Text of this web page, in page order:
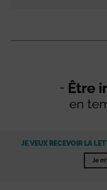
Être
en
JE VEUX RECEVOIR LA
Je